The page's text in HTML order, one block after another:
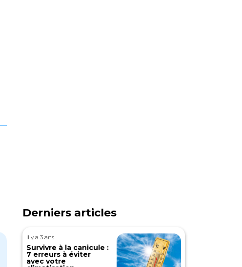
Derniers articles
Il y a 3 ans
Survivre à la canicule :
7 erreurs à éviter
avec votre